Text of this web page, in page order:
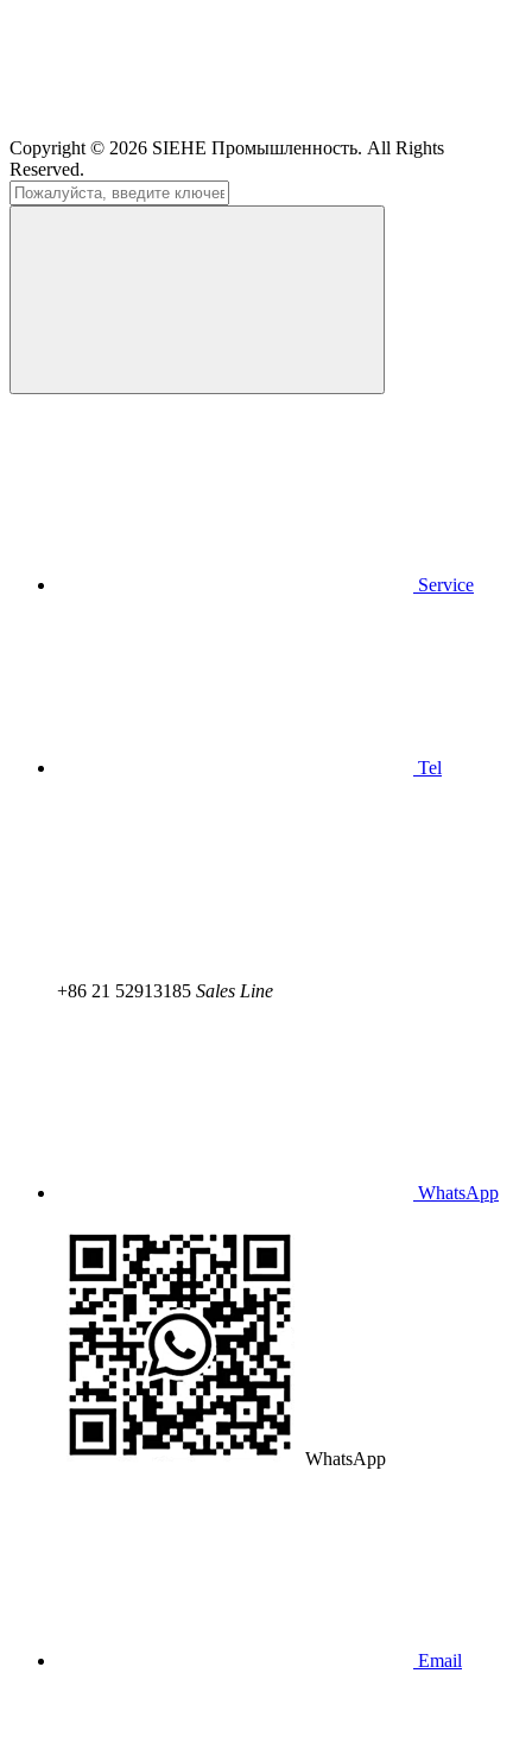
Copyright © 2026 SIEHE Промышленность. All Rights
Reserved.
Service
Tel
+86 21 52913185 Sales Line
WhatsApp
WhatsApp
Email